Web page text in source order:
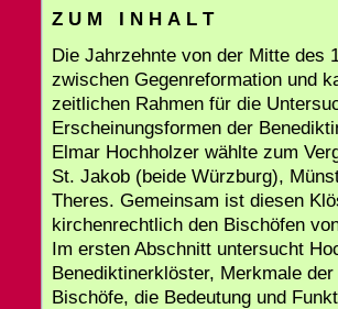
Z U M I N H A L T
Die Jahrzehnte von der Mitte des
zwischen Gegenreformation und
zeitlichen Rahmen für die
Erscheinungsformen der
Elmar Hochholzer wählte zum
St. Jakob (beide Würzburg),
Theres. Gemeinsam ist diesen
kirchenrechtlich den Bischöfen
Im ersten Abschnitt untersucht
Benediktinerklöster, Merkmale
Bischöfe, die Bedeutung und